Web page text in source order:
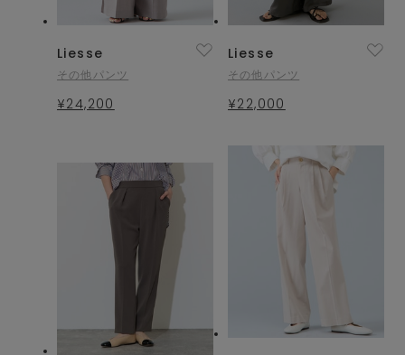
Liesse
その他パンツ
¥24,200
Liesse
その他パンツ
¥22,000